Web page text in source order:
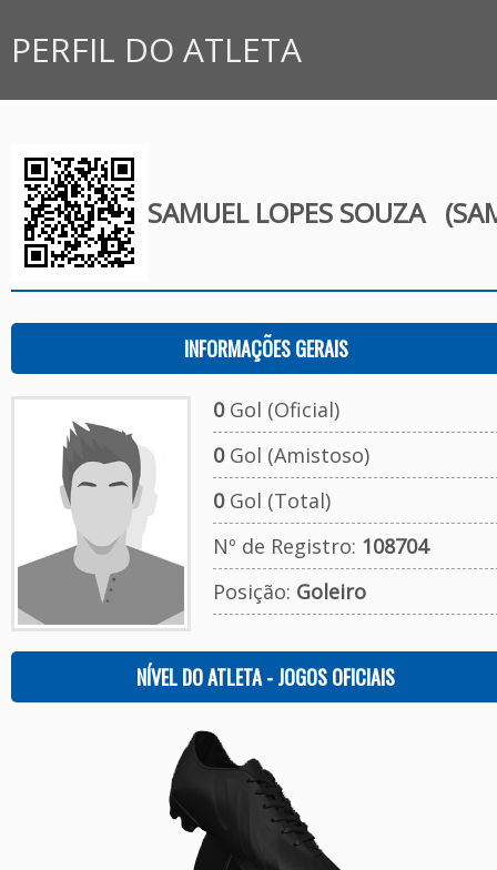
PERFIL DO ATLETA
SAMUEL LOPES SOUZA
INFORMAÇÕES GERAIS
0Gol (Oficial)
0Gol (Amistoso)
0Gol (Total)
Nº de Registro: 108704
Posição: Goleiro
NÍVEL DO ATLETA - JOGOS OFICIAIS